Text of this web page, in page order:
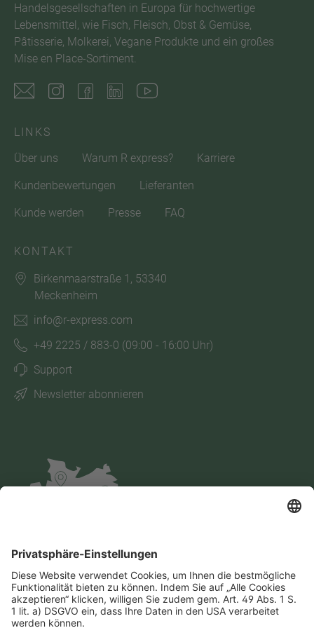
Handelsgesellschaften in Europa für hochwertige
Lebensmittel, wie Fisch, Fleisch, Obst & Gemüse,
Pâtisserie, Molkerei, Vegane Produkte und ein großes
Mise en Place-Sortiment.
LINKS
Über uns
Warum R express? Karriere
Kundenbewertungen Lieferanten
Kunde werden Presse FAQ
KONTAKT
Birkenmaarstraße 1, 53340
Meckenheim
info@r-express.com
+49 2225 / 883-0 (09:00 - 16:00 Uhr)
Support
Newsletter abonnieren